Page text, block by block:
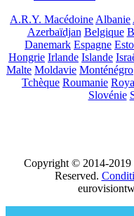
A.R.Y. MacédoineAlbanie
Azerbaïdjan Belgique
Danemark Espagne
Hongrie Irlande Islande
Malte Moldavie Monténégro
Tchèque Roumanie
Slovénie
Copyright © 2014-2019
Reserved.